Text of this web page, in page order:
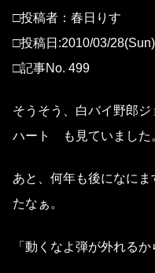
□投稿者：春日りす
□投稿日:2010/03/
□記事No. 499
そうそう、白バイ野郎
ハート も見ていました
あと、何年も後になに
たなぁ。
「動くなよ弾が外れるか